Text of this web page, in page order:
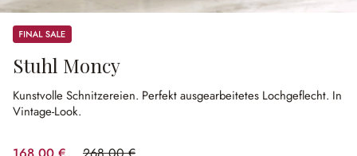
Sale
Stuhl Moncy
Kunstvolle Schnitzereien. Perfekt ausgearbeitetes Lochgeflecht. In
Vintage-Look.